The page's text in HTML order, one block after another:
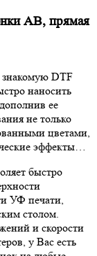
АВ, прямая
знакомую DTF
наносить
ее
не только
цветами,
эффекты…
быстро
УФ печати,
столом.
и скорости
у Вас есть